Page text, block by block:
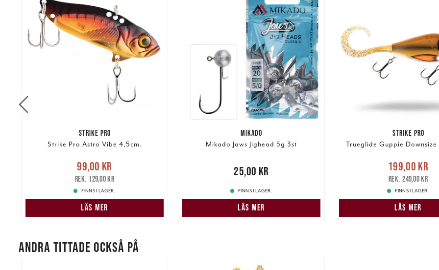
STRIKE PRO
Strike Pro Astro Vibe 4,5cm.
Nuvarande pris :99,00 kr
pris: 129,00 kr
99,00 kr
129,00 kr
FINNS I LAGER.
LÄS MER
MIKADO
Mikado Jaws Jighead 5g 3st
25,00 kr25,00 kr
FINNS I LAGER.
LÄS MER
STRIKE PRO
Trueglide Guppie
Nuvarande pris
Tidigare pris
199,00 kr
249,00 kr
FINNS I LAGER.
LÄS MER
ANDRA TITTADE OCKSÅ PÅ